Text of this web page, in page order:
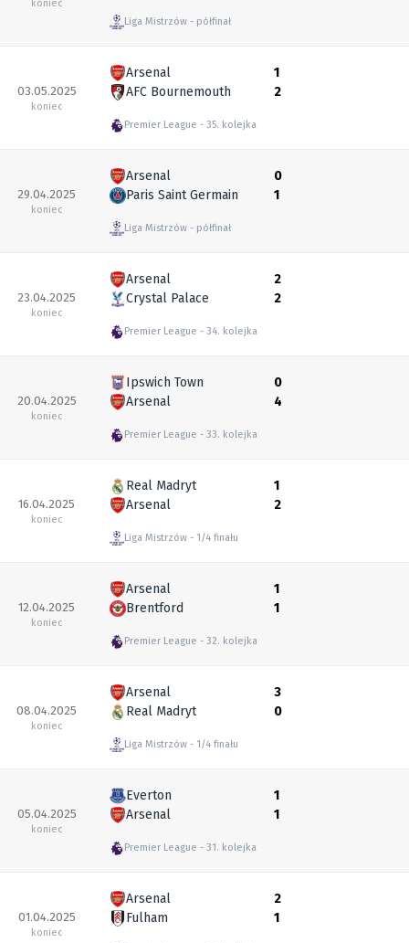
koniec
Liga Mistrzów półfinał
03.05.2025
koniec
Arsenal
AFC Bournemouth
Premier League 35. kolejka
1
2
29.04.2025
koniec
Arsenal
Paris Saint Germain
Liga Mistrzów półfinał
0
1
23.04.2025
koniec
Arsenal
Crystal Palace
Premier League 34. kolejka
2
2
20.04.2025
koniec
Ipswich Town
Arsenal
Premier League 33. kolejka
0
4
16.04.2025
koniec
Real Madryt
Arsenal
Liga Mistrzów 1/4 finału
1
2
12.04.2025
koniec
Arsenal
Brentford
Premier League 32. kolejka
1
1
08.04.2025
koniec
Arsenal
Real Madryt
Liga Mistrzów 1/4 finału
3
0
05.04.2025
koniec
Everton
Arsenal
Premier League 31. kolejka
1
1
01.04.2025
koniec
Arsenal
Fulham
2
1